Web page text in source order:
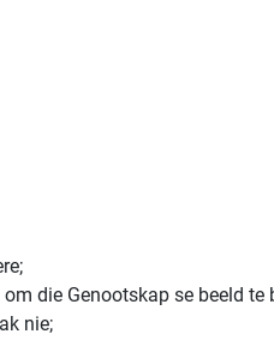
die Genootskap se beeld te
nie;